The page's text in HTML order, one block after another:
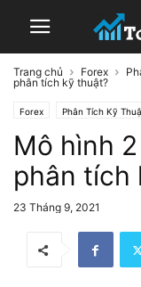
Trang chủ Forex
phân tích kỹ thuật?
Forex Phân Tích Kỹ
Mô hình
phân tích
23 Tháng 9, 2021